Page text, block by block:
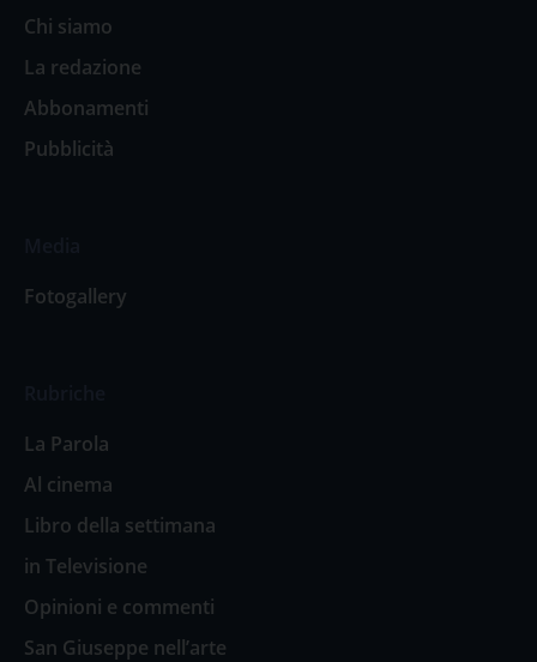
Chi siamo
La redazione
Abbonamenti
Pubblicità
Fotogallery
La Parola
Al cinema
Libro della settimana
in Televisione
Opinioni e commenti
San Giuseppe nell’arte